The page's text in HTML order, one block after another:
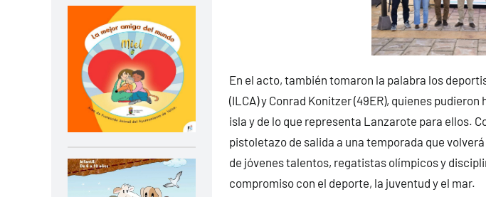
En el acto, también tomaron la palabra los
(ILCA) y Conrad Konitzer (49ER), quienes
isla y de lo que representa Lanzarote para ellos.
pistoletazo de salida a una temporada que
de jóvenes talentos, regatistas olímpicos y
compromiso con el deporte, la juventud y el mar.